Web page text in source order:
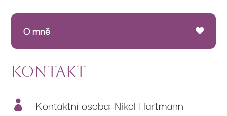
O mně
Kontakt
 Kontaktní osoba: Nikol Hartmann